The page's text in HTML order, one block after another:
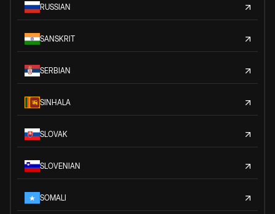
RUSSIAN
SANSKRIT
SERBIAN
SINHALA
SLOVAK
SLOVENIAN
SOMALI